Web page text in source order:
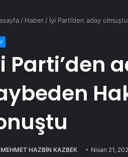
/ Haber / İyi Parti’den aday
Parti’den
MEHMET HAZBİN KAZBEK Nisan 21,